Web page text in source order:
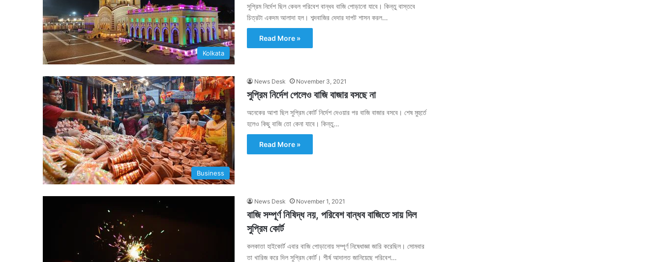
Kolkata
সুপ্রিম নির্দেশ ছিল কেবল পরিবেশ বান্ধব বাজি পোড়ানো যাবে। কিন্তু বাস্তবে
চিত্রটা একদম আলাদা হল। শব্দবাজির দেদার দাপট শাসন করল…
Read More »
Business
News Desk November 3, 2021
সুপ্রিম নির্দেশ পেলেও বাজি বাজার বসছে না
অনেকের আশা ছিল সুপ্রিম কোর্ট নির্দেশ দেওয়ার পর বাজি বাজার বসবে। শেষ মুহুর্তে
হলেও কিছু বাজি তো কেনা যাবে। কিন্তু…
Read More »
News Desk November 1, 2021
বাজি সম্পূর্ণ নিষিদ্ধ নয়, পরিবেশ বান্ধব বাজিতে সায় দিল
সুপ্রিম কোর্ট
কলকাতা হাইকোর্ট এবার বাজি পোড়ানোয় সম্পূর্ণ নিষেধাজ্ঞা জারি করেছিল। সোমবার
তা খারিজ করে দিল সুপ্রিম কোর্ট। শীর্ষ আদালত জানিয়েছে পরিবেশ…